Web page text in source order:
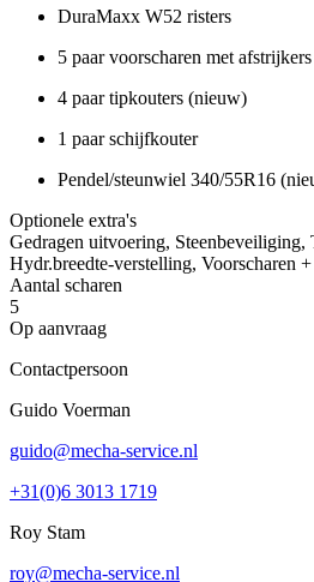
DuraMaxx W52 risters
5 paar voorscharen met afstrijkers
4 paar tipkouters (nieuw)
1 paar schijfkouter
Pendel/steunwiel 340/55R16
Optionele extra's
Gedragen uitvoering, Steenbeveiliging,
Hydr.breedte-verstelling, Voorscharen
Aantal scharen
5
Op aanvraag
Contactpersoon
Guido Voerman
guido@mecha-service.nl
+31(0)6 3013 1719
Roy Stam
roy@mecha-service.nl